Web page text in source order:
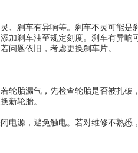
、刹车有异响等。刹车不灵可能
加刹车油至规定刻度。刹车有异
问题依旧，考虑更换刹车片。
轮胎漏气，先检查轮胎是否被扎破
新轮胎。
电源，避免触电。若对维修不熟悉